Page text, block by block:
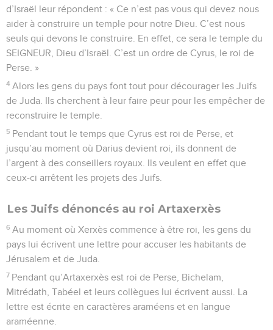
d’Israël leur répondent : « Ce n’est pas vous qui devez nous
aider à construire un temple pour notre Dieu. C’est nous
seuls qui devons le construire. En effet, ce sera le temple du
SEIGNEUR, Dieu d’Israël. C’est un ordre de Cyrus, le roi de
Perse. »
4 Alors les gens du pays font tout pour décourager les Juifs
de Juda. Ils cherchent à leur faire peur pour les empêcher de
reconstruire le temple.
5 Pendant tout le temps que Cyrus est roi de Perse, et
jusqu’au moment où Darius devient roi, ils donnent de
l’argent à des conseillers royaux. Ils veulent en effet que
ceux-ci arrêtent les projets des Juifs.
Les Juifs dénoncés au roi Artaxerxès
6 Au moment où Xerxès commence à être roi, les gens du
pays lui écrivent une lettre pour accuser les habitants de
Jérusalem et de Juda.
7 Pendant qu’Artaxerxès est roi de Perse, Bichelam,
Mitrédath, Tabéel et leurs collègues lui écrivent aussi. La
lettre est écrite en caractères araméens et en langue
araméenne.